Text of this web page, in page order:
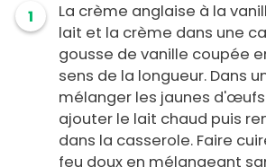
1
La crème anglaise à la
lait et la crème dans une
gousse de vanille coupée
sens de la longueur. Dans
mélanger les jaunes
ajouter le lait chaud puis
dans la casserole. Faire
feu doux en mélangeant